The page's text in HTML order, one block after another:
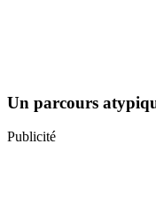
Un parcours
Publicité